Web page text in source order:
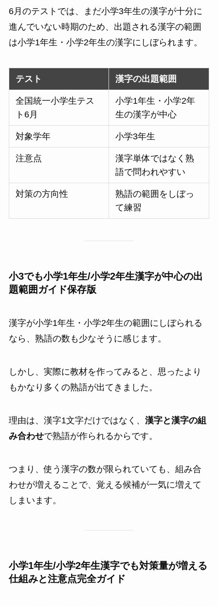
6月のテストでは、まだ小学3年生の漢字が十分に
進んでいない時期のため、出題される漢字の範囲
は小学1年生・小学2年生の漢字にしぼられます。
テスト 漢字の出題範囲
全国統一小学生テス
ト6月
小学1年生・小学2年
生の漢字が中心
対象学年 小学3年生
注意点
漢字単体ではなく熟
語で問われやすい
対策の方向性
熟語の範囲をしぼっ
て練習
小3でも小学1年生/小学2年生漢字が中心の出
題範囲ガイド保存版
漢字が小学1年生・小学2年生の範囲にしぼられる
なら、熟語の数も少なそうに感じます。
しかし、実際に教材を作ってみると、思ったより
もかなり多くの熟語が出てきました。
理由は、漢字1文字だけではなく、 漢字と漢字の組
み合わせで熟語が作られるからです。
つまり、使う漢字の数が限られていても、組み合
わせが増えることで、覚える候補が一気に増えて
しまいます。
小学1年生/小学2年生漢字でも対策量が増える
仕組みと注意点完全ガイド